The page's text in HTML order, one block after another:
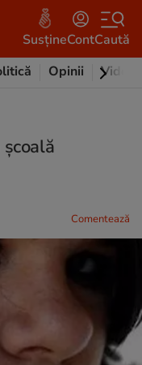
SusțineContCaută
Opinii Video
Comentează